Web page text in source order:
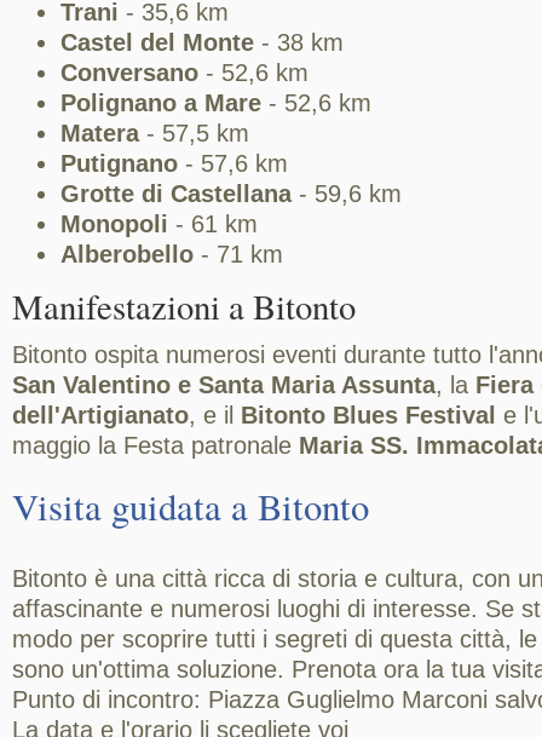
Trani - 35,6 km
Castel del Monte - 38 km
Conversano - 52,6 km
Polignano a Mare - 52,6 km
Matera- 57,5 km
Putignano - 57,6 km
Grotte di Castellana- 59,6 km
Monopoli - 61 km
Alberobello - 71 km
Manifestazioni a Bitonto
Bitonto ospita numerosi eventi durante tutto
San Valentino e Santa Maria Assunta, la
dell'Artigianato, e il Bitonto Blues Festival e
maggio la Festa patronale Maria SS.
Visita guidata a Bitonto
Bitonto è una città ricca di storia e cultura, con
affascinante e numerosi luoghi di interesse. Se
modo per scoprire tutti i segreti di questa città,
sono un'ottima soluzione. Prenota ora la tua
Punto di incontro: Piazza Guglielmo Marconi
La data e l'orario li scegliete voi